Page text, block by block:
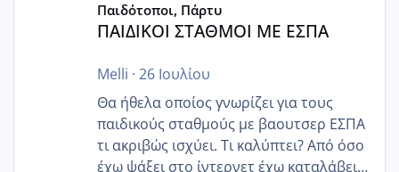
Παιδότοποι, Πάρτυ
ΠΑΙΔΙΚΟΙ ΣΤΑΘΜΟΙ ΜΕ ΕΣΠΑ
Melli · 26 Ιουλίου
Θα ήθελα οποίος γνωρίζει για τους
παιδικούς σταθμούς με βαουτσερ ΕΣΠΑ
τι ακριβώς ισχύει. Τι καλύπτει? Από όσο
έχω ψάξει στο ίντερνετ έχω καταλάβει